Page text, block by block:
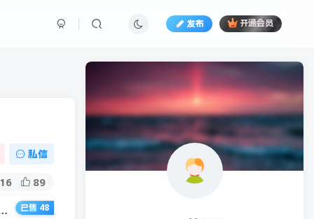
发布 开通会员
私信
89
度霸屏引流文章平台，最快收录仅需30秒（视频课程）
已售 48